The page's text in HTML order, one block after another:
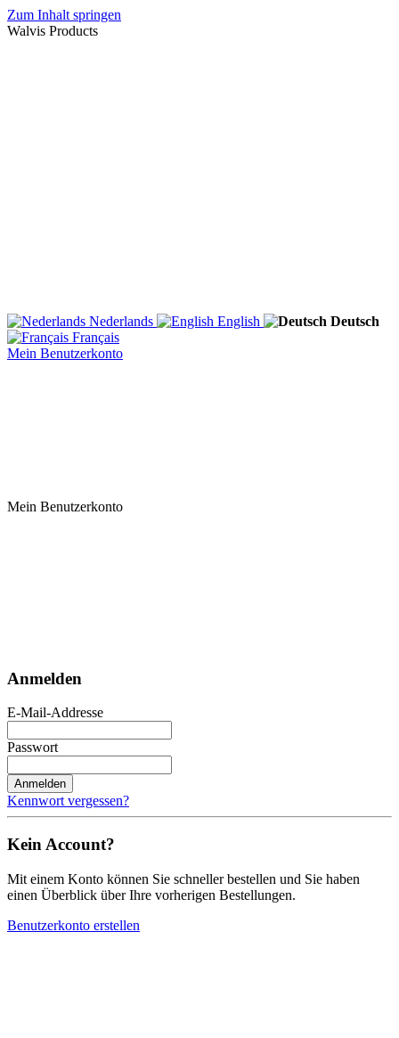
Zum Inhalt springen
Walvis Products
Nederlands English
Deutsch
Français
Mein Benutzerkonto
Mein Benutzerkonto
Anmelden
E-Mail-Addresse
Passwort
Anmelden
Kennwort vergessen?
Kein Account?
Mit einem Konto können Sie schneller bestellen und Sie haben
einen Überblick über Ihre vorherigen Bestellungen.
Benutzerkonto erstellen